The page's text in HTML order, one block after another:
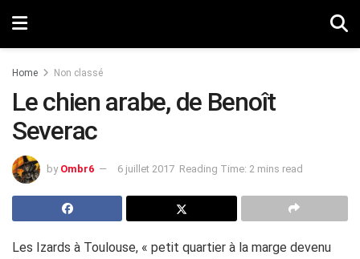
Home Non classé
Le chien arabe, de Benoît
Severac
by Ombr6 6 juillet 2017 Reading Time: 2 mins read
Les Izards à Toulouse, « petit quartier à la marge devenu